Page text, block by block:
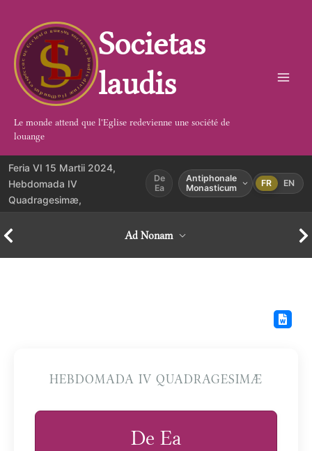
contenu
Societas
laudis
Le monde attend que l'Eglise redevienne une société de
louange
Feria VI 15 Martii 2024,
Hebdomada IV
Quadragesimæ,
De
Ea
Antiphonale
Monasticum
FR EN
Ad Nonam
HEBDOMADA IV QUADRAGESIMÆ
De Ea